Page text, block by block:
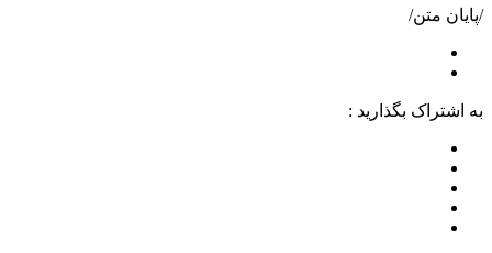
/پایان متن/
به اشتراک بگذارید :